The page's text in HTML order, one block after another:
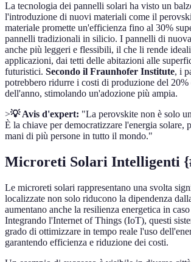
La tecnologia dei pannelli solari ha visto un
l'introduzione di nuovi materiali come il
materiale promette un'efficienza fino al 30%
pannelli tradizionali in silicio. I pannelli di
anche più leggeri e flessibili, il che li rende
applicazioni, dai tetti delle abitazioni alle
futuristici. Secondo il Fraunhofer Institute, i
potrebbero ridurre i costi di produzione del
dell'anno, stimolando un'adozione più ampia.
>💡 Avis d'expert: "La perovskite non è solo
È la chiave per democratizzare l'energia solare,
mani di più persone in tutto il mondo."
Microreti Solari Intelligenti
Le microreti solari rappresentano una svolta
localizzate non solo riducono la dipendenza
aumentano anche la resilienza energetica in
Integrando l'Internet of Things (IoT), questi
grado di ottimizzare in tempo reale l'uso
garantendo efficienza e riduzione dei costi.